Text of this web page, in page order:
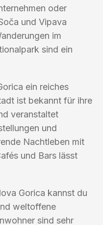
oder
und Vipava
im
sind ein
ein reiches
ist bekannt für ihre
veranstaltet
und
Nachtleben mit
und Bars lässt
Gorica kannst du
weltoffene
sind sehr